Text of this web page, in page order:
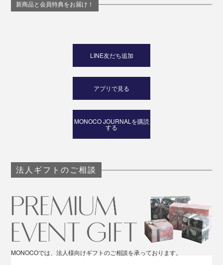
新商品と会員特典をお届け！
LINE友だち追加
アプリで見る
MONOCO JOURNALを購読
する
法人ギフトのご相談
MONOCOでは、法人様向けギフトのご相談を承っております。